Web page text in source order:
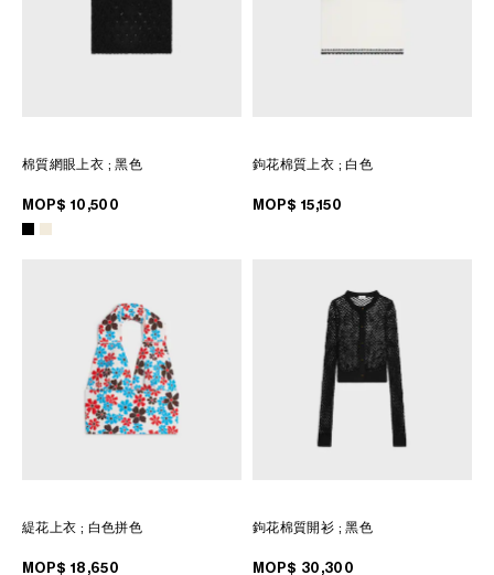
棉質網眼上衣 ; 黑色
MOP$ 10,500
鉤花棉質上衣 ; 白色
MOP$ 15,150
緹花上衣 ; 白色拼色
MOP$ 18,650
鉤花棉質開衫 ; 黑色
MOP$ 30,300